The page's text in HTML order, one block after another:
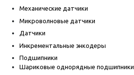
Механические датчики
Микроволновые датчики
Датчики
Инкрементальные энкодеры
Подшипники
Шариковые однорядные подшипники